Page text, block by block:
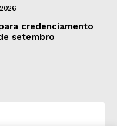
credenciamento
setembro